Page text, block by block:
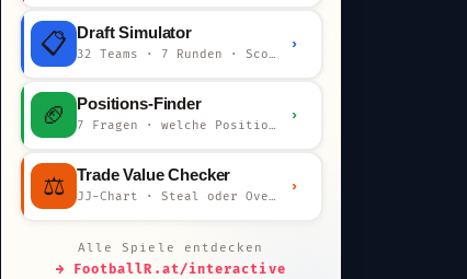
📋 Draft Simulator
32 Teams · 7 Runden · Scout-Kommentar
›
🏈 Positions-Finder
7 Fragen · welche Position bist du?
›
⚖️ Trade Value Checker
JJ-Chart · Steal oder Overpay?
›
Alle Spiele entdecken
→ FootballR.at/interactive